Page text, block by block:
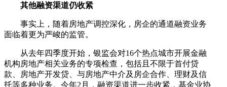
其他融资渠道仍收紧
事实上，随着房地产调控深化，房企的通道融资业务
面临着更为严峻的监管。
从去年四季度开始，银监会对16个热点城市开展金融
机构房地产相关业务的专项检查，包括且不限于首付贷
款、房地产开发贷、与房地产中介及房企合作、理财及信
托等多种业务。今年2月，融资渠道进一步收紧，基金业协